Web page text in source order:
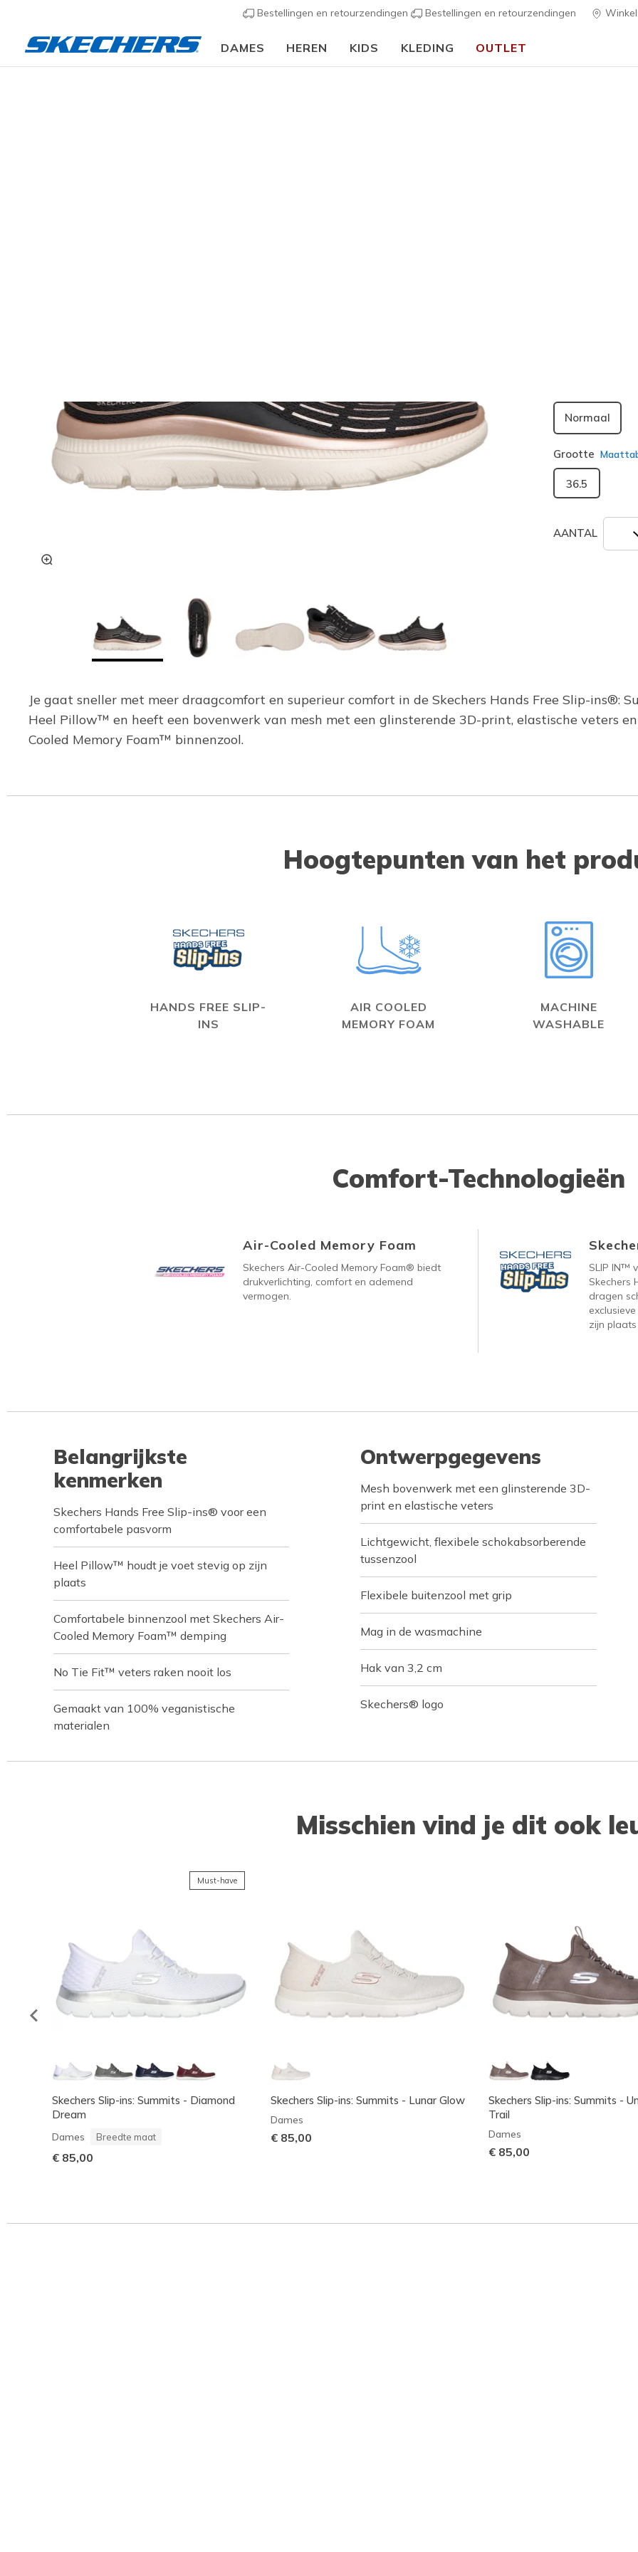
Bestellingen en retourzendingen Bestellingen en retourzendingen
DAMES HEREN KIDS KLEDING OUTLET
Normaal
Grootte
36.5
AANTAL
Je gaat sneller met meer draagcomfort en superieur comfort in de Skechers Hands Free Slip-ins®:
Heel Pillow™ en heeft een bovenwerk van mesh met een glinsterende 3D-print, elastische veters
Cooled Memory Foam™ binnenzool.
Hoogtepunten van het
HANDS FREE SLIP-
INS
AIR COOLED
MEMORY FOAM
MACHINE
WASHABLE
Comfort-Technologieën
Air-Cooled Memory Foam
Skechers Air-Cooled Memory Foam® biedt
drukverlichting, comfort en ademend
vermogen.
SLIP IN™
Skechers
dragen
zijn
Belangrijkste
kenmerken
Skechers Hands Free Slip-ins® voor een
comfortabele pasvorm
Heel Pillow™ houdt je voet stevig op zijn
plaats
Comfortabele binnenzool met Skechers Air-
Cooled Memory Foam™ demping
No Tie Fit™ veters raken nooit los
Gemaakt van 100% veganistische
materialen
Ontwerpgegevens
Mesh bovenwerk met een glinsterende 3D-
print en elastische veters
Lichtgewicht, flexibele schokabsorberende
tussenzool
Flexibele buitenzool met grip
Mag in de wasmachine
Hak van 3,2 cm
Skechers® logo
Misschien vind je dit ook
Must-have
Skechers Slip-ins: Summits - Diamond
Dream
Dames Breedte maat
€ 85,00
Skechers Slip-ins: Summits - Lunar Glow
Dames
€ 85,00
Skechers Slip-ins: Summits -
Trail
Dames
€ 85,00